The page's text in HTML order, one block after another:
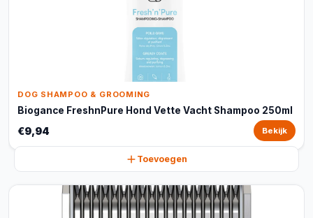
DOG SHAMPOO & GROOMING
Biogance FreshnPure Hond Vette Vacht Shampoo 250ml
€9,94 Bekijk
Toevoegen